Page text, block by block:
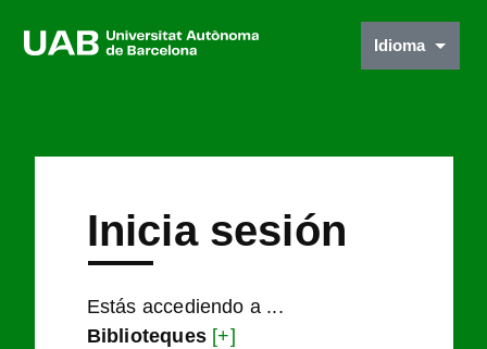
Idioma
Inicia sesión
Estás accediendo a ...
Biblioteques [+]